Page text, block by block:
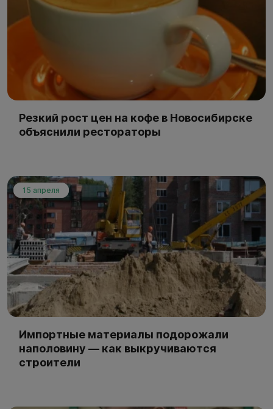
Резкий рост цен на кофе в Новосибирске
объяснили рестораторы
15 апреля
Импортные материалы подорожали
наполовину — как выкручиваются
строители